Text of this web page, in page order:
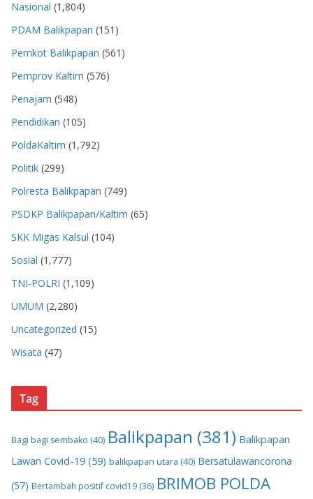
Nasional (1,804)
PDAM Balikpapan (151)
Pemkot Balikpapan (561)
Pemprov Kaltim (576)
Penajam (548)
Pendidikan (105)
PoldaKaltim (1,792)
Politik (299)
Polresta Balikpapan (749)
PSDKP Balikpapan/Kaltim (65)
SKK Migas Kalsul (104)
Sosial (1,777)
TNI-POLRI (1,109)
UMUM (2,280)
Uncategorized (15)
Wisata (47)
Tag
Bagi bagi sembako (40) Balikpapan (381) Balikpapan
Lawan Covid-19 (59) balikpapan utara (40) Bersatulawancorona
(57) Bertambah positif covid19 (36) BRIMOB POLDA